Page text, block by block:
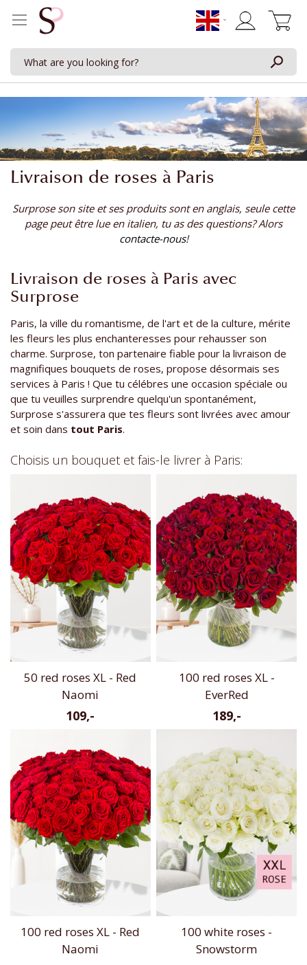
Livraison de roses à Paris
Surprose son site et ses produits sont en anglais, seule cette
page peut être lue en italien, tu as des questions? Alors
contacte-nous!
Livraison de roses à Paris avec
Surprose
Paris, la ville du romantisme, de l'art et de la culture, mérite
les fleurs les plus enchanteresses pour rehausser son
charme. Surprose, ton partenaire fiable pour la livraison de
magnifiques bouquets de roses, propose désormais ses
services à Paris ! Que tu célébres une occasion spéciale ou
que tu veuilles surprendre quelqu'un spontanément,
Surprose s'assurera que tes fleurs sont livrées avec amour
et soin dans tout Paris.
Choisis un bouquet et fais-le livrer à Paris:
50 red roses XL - Red
Naomi
109,-
100 red roses XL -
EverRed
189,-
100 red roses XL - Red
Naomi
100 white roses -
Snowstorm